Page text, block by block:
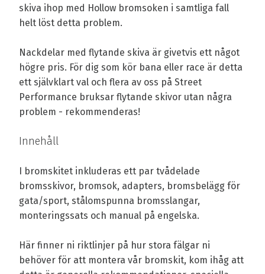
skiva ihop med Hollow bromsoken i samtliga fall
helt löst detta problem.
Nackdelar med flytande skiva är givetvis ett något
högre pris. För dig som kör bana eller race är detta
ett självklart val och flera av oss på Street
Performance bruksar flytande skivor utan några
problem - rekommenderas!
Innehåll
I bromskitet inkluderas ett par tvådelade
bromsskivor, bromsok, adapters, bromsbelägg för
gata/sport, stålomspunna bromsslangar,
monteringssats och manual på engelska.
Här finner ni riktlinjer på hur stora fälgar ni
behöver för att montera vår bromskit, kom ihåg att